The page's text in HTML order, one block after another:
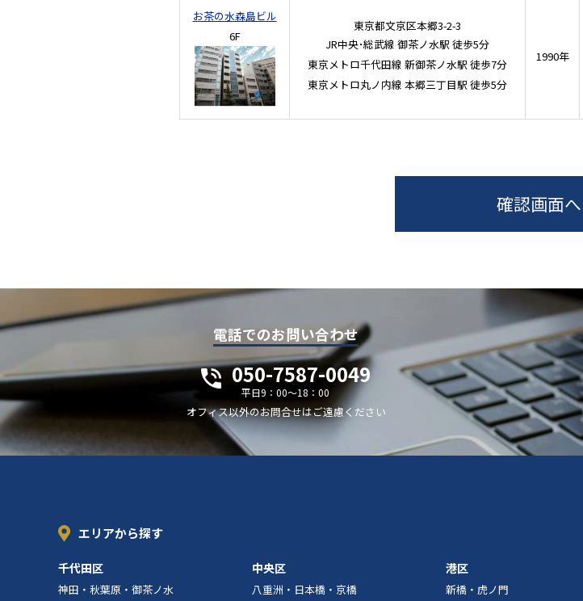
お茶の水森島ビル
6F
東京都文京区本郷3-2-3
JR中央･総武線 御茶ノ水駅 徒歩5分
東京メトロ千代田線 新御茶ノ水駅 徒歩7分
東京メトロ丸ノ内線 本郷三丁目駅 徒歩5分
1990年
電話でのお問い合わせ
050-7587-0049
平日9：00～18：00
オフィス以外のお問合せはご遠慮ください
エリアから探す
千代田区
神田・秋葉原・御茶ノ水
中央区
八重洲・日本橋・京橋
港区
新橋・虎ノ門